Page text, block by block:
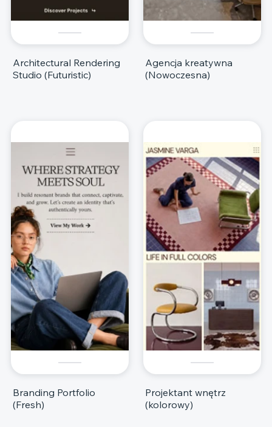
Architectural Rendering
Studio (Futuristic)
Agencja kreatywna
(Nowoczesna)
Branding Portfolio
(Fresh)
Projektant wnętrz
(kolorowy)